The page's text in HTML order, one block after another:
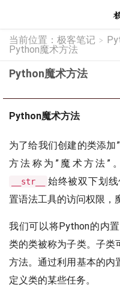
当前位置： 极客笔记 >
Python魔术方法
Python魔术方法
Python魔术方法
为了给我们创建的类添加
方法称为”魔术方法”
__str__
始终被双下划
置语法工具的访问权限，
我们可以将Python的内
类的类被称为子类。子类
方法。通过利用基本的内
定义类的某些任务。